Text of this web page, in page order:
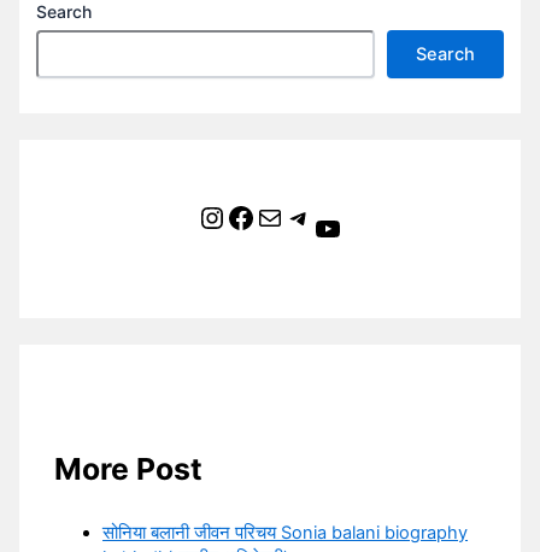
Search
Search
Instagram Facebook Mail Telegram YouTube
More Post
सोनिया बलानी जीवन परिचय Sonia balani biography